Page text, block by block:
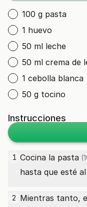
100 g pasta
1 huevo
50 ml leche
50 ml crema de
1 cebolla blanca
50 g tocino
Instrucciones
1 Cocina la pasta
hasta que esté
2 Mientras tanto,